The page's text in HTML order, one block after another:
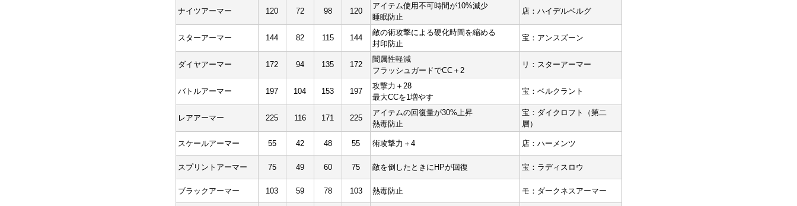
ナイツアーマー 120 72 98 120
アイテム使用不可時間が10%減少
睡眠防止
店：ハイデルベルグ
スターアーマー 144 82 115 144
敵の術攻撃による硬化時間を縮める
封印防止
宝：アンスズーン
ダイヤアーマー 172 94 135 172
闇属性軽減
フラッシュガードでCC＋2
リ：スターアーマー
バトルアーマー 197 104 153 197
攻撃力＋28
最大CCを1増やす
宝：ベルクラント
レアアーマー 225 116 171 225
アイテムの回復量が30%上昇
熱毒防止
宝：ダイクロフト（第二
層）
スケールアーマー 55 42 48 55 術攻撃力＋4 店：ハーメンツ
スプリントアーマー 75 49 60 75 敵を倒したときにHPが回復 宝：ラディスロウ
ブラックアーマー 103 59 78 103 熱毒防止 モ：ダークネスアーマー